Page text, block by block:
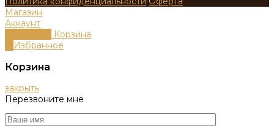
Магазин
Аккаунт
Корзина
Избранное
Корзина
закрыть
Перезвоните мне